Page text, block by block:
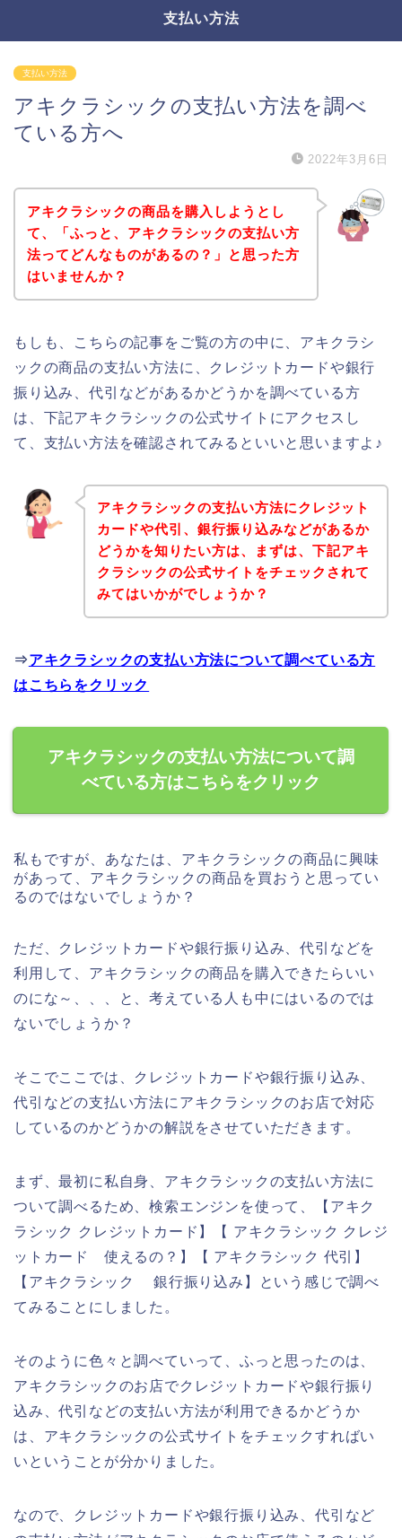
支払い方法
支払い方法
アキクラシックの支払い方法を調べ
ている方へ
2022年3月6日
アキクラシックの商品を購入しようとし
て、「ふっと、アキクラシックの支払い方
法ってどんなものがあるの？」と思った方
はいませんか？
もしも、こちらの記事をご覧の方の中に、アキクラシ
ックの商品の支払い方法に、クレジットカードや銀行
振り込み、代引などがあるかどうかを調べている方
は、下記アキクラシックの公式サイトにアクセスし
て、支払い方法を確認されてみるといいと思いますよ♪
アキクラシックの支払い方法にクレジット
カードや代引、銀行振り込みなどがあるか
どうかを知りたい方は、まずは、下記アキ
クラシックの公式サイトをチェックされて
みてはいかがでしょうか？
⇒アキクラシックの支払い方法について調べている方
はこちらをクリック
アキクラシックの支払い方法について調
べている方はこちらをクリック
私もですが、あなたは、アキクラシックの商品に興味
があって、アキクラシックの商品を買おうと思ってい
るのではないでしょうか？
ただ、クレジットカードや銀行振り込み、代引などを
利用して、アキクラシックの商品を購入できたらいい
のにな～、、、と、考えている人も中にはいるのでは
ないでしょうか？
そこでここでは、クレジットカードや銀行振り込み、
代引などの支払い方法にアキクラシックのお店で対応
しているのかどうかの解説をさせていただきます。
まず、最初に私自身、アキクラシックの支払い方法に
ついて調べるため、検索エンジンを使って、【アキク
ラシック クレジットカード】【 アキクラシック クレジ
ットカード 使えるの？】【 アキクラシック 代引】
【アキクラシック 銀行振り込み】という感じで調べ
てみることにしました。
そのように色々と調べていって、ふっと思ったのは、
アキクラシックのお店でクレジットカードや銀行振り
込み、代引などの支払い方法が利用できるかどうか
は、アキクラシックの公式サイトをチェックすればい
いということが分かりました。
なので、クレジットカードや銀行振り込み、代引など